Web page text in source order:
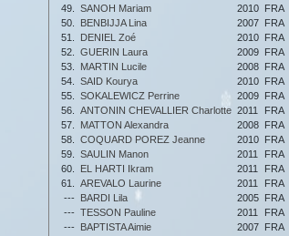
49. SANOH Mariam 2010 FRA
50. BENBIJJA Lina 2007 FRA
51. DENIEL Zoé 2010 FRA
52. GUERIN Laura 2009 FRA
53. MARTIN Lucile 2008 FRA
54. SAID Kourya 2010 FRA
55. SOKALEWICZ Perrine 2009 FRA
56. ANTONIN CHEVALLIER Charlotte 2011 FRA
57. MATTON Alexandra 2008 FRA
58. COQUARD POREZ Jeanne 2010 FRA
59. SAULIN Manon 2011 FRA
60. EL HARTI Ikram 2011 FRA
61. AREVALO Laurine 2011 FRA
--- BARDI Lila 2005 FRA
--- TESSON Pauline 2011 FRA
--- BAPTISTA Aimie 2007 FRA